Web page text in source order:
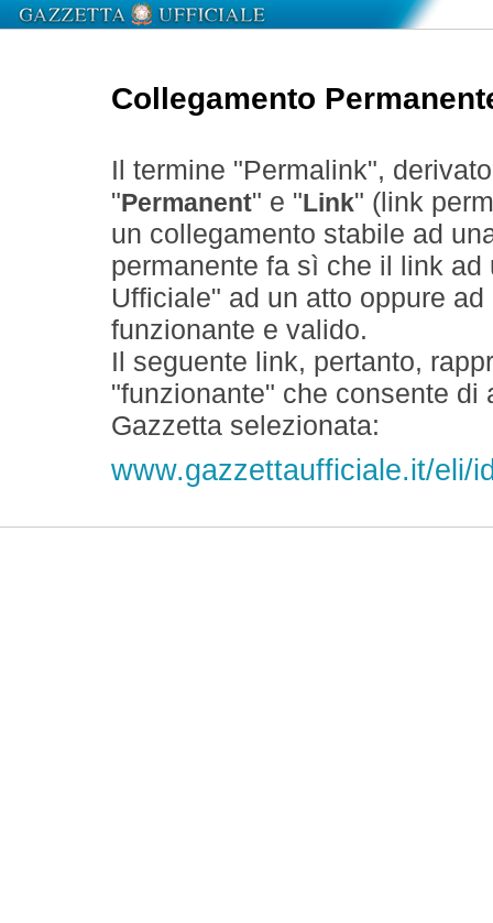
Collegamento
Il termine "Permalink",
" Permanent" e " Link" (link
un collegamento stabile ad
permanente fa sì che il link
Ufficiale" ad un atto oppure
funzionante e valido.
Il seguente link, pertanto,
"funzionante" che consente
Gazzetta selezionata:
www.gazzettaufficiale.it/eli/